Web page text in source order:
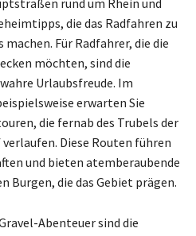
rund um Rhein und
die das Radfahren zu
Für Radfahrer, die die
möchten, sind die
Urlaubsfreude. Im
erwarten Sie
die fernab des Trubels der
Diese Routen führen
und bieten atemberaubende
Burgen, die das Gebiet prägen.
Abenteuer sind die